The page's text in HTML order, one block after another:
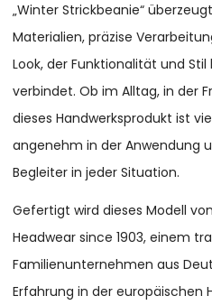
„Winter Strickbeanie“
Materialien, präzise
Look, der Funktionalität und
verbindet. Ob im Alltag, in der
dieses Handwerksprodukt ist
angenehm in der Anwendung
Begleiter in jeder Situation.
Gefertigt wird dieses Modell
Headwear since 1903, einem
Familienunternehmen aus
Erfahrung in der europäischen